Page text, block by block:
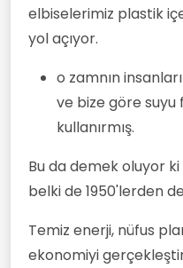
elbiselerimiz plastik
yol açıyor.
o zamnın
ve bize göre suyu
kullanırmış.
Bu da demek oluyor
belki de 1950'lerden
Temiz enerji, nüfus
ekonomiyi